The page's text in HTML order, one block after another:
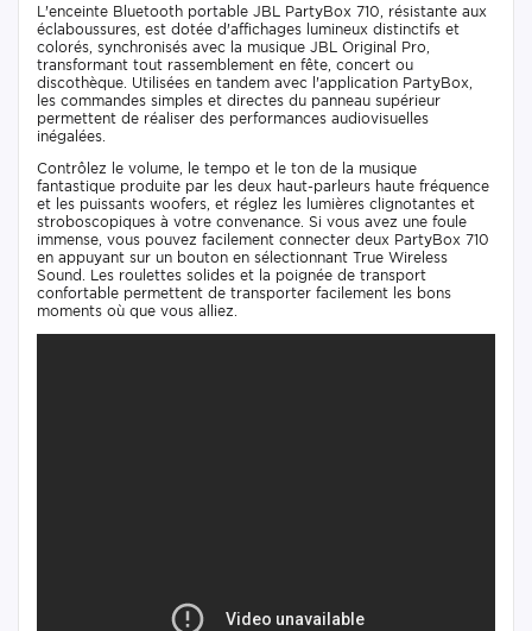
L'enceinte Bluetooth portable JBL PartyBox 710, résistante aux
éclaboussures, est dotée d'affichages lumineux distinctifs et
colorés, synchronisés avec la musique JBL Original Pro,
transformant tout rassemblement en fête, concert ou
discothèque. Utilisées en tandem avec l'application PartyBox,
les commandes simples et directes du panneau supérieur
permettent de réaliser des performances audiovisuelles
inégalées.
Contrôlez le volume, le tempo et le ton de la musique
fantastique produite par les deux haut-parleurs haute fréquence
et les puissants woofers, et réglez les lumières clignotantes et
stroboscopiques à votre convenance. Si vous avez une foule
immense, vous pouvez facilement connecter deux PartyBox 710
en appuyant sur un bouton en sélectionnant True Wireless
Sound. Les roulettes solides et la poignée de transport
confortable permettent de transporter facilement les bons
moments où que vous alliez.